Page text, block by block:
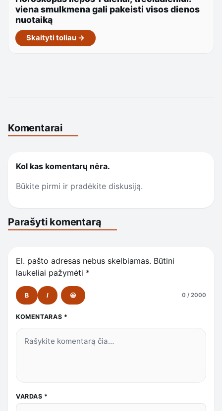
viena smulkmena gali pakeisti visos dienos
nuotaiką
Skaityti toliau →
Komentarai
Kol kas komentarų nėra.
Būkite pirmi ir pradėkite diskusiją.
Parašyti komentarą
El. pašto adresas nebus skelbiamas. Būtini
laukeliai pažymėti *
B I 😀 0 / 2000
KOMENTARAS *
VARDAS *